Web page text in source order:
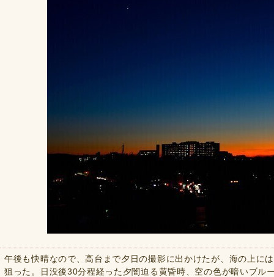
午後も快晴なので、高台まで夕日の撮影に出かけたが、海の上に
狙った。日没後30分程経った夕闇迫る黄昏時、空の色が暗いブル